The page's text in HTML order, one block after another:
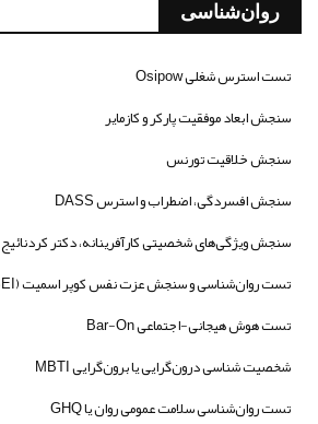
روان‌شناسی
تست استرس شغلی Osipow
سنجش ابعاد موفقیت پارکر و کازمایر
سنجش خلاقیت تورنس
سنجش افسردگی، اضطراب و استرس DASS
سنجش ویژگی‌های شخصیتی کارآفرینانه، دکتر کردنائیج
تست روان‌شناسی و سنجش عزت نفس کوپر اسمیت (CSEI)
تست هوش هیجانی-اجتماعی Bar-On
شخصیت شناسی درون‌گرایی یا برون‌گرایی MBTI
تست روان‌شناسی سلامت عمومی روان یا GHQ